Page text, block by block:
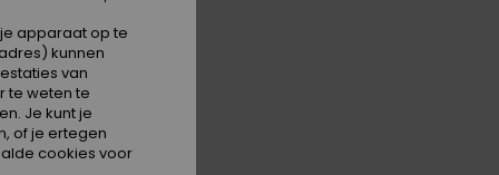
SALE 25% EXTRA
apparaat op te
kunnen
van
te weten te
Je kunt je
of je ertegen
cookies voor